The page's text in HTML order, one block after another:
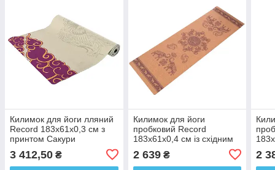
Килимок для йоги лляний
Record 183x61x0,3 см з
принтом Сакури
3 412,50 ₴
Килимок для йоги
пробковий Record
183x61x0,4 см із східним
2 639₴ 2